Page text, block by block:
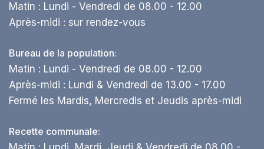
Matin : Lundi - Vendredi de 08.00 - 12.00
Après-midi : sur rendez-vous
Bureau de la population:
Matin : Lundi - Vendredi de 08.00 - 12.00
Après-midi : Lundi & Vendredi de 13.00 - 17.00
Fermé les Mardis, Mercredis et Jeudis après-midi
Recette communale: